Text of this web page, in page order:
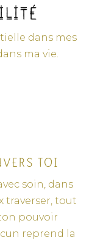
dans mes
ma vie.
TOI
soin, dans
traverser, tout
pouvoir
reprend la